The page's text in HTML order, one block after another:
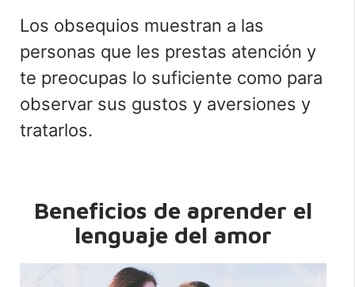
Los obsequios muestran a las
personas que les prestas atención y
te preocupas lo suficiente como para
observar sus gustos y aversiones y
tratarlos.
Beneficios de aprender el
lenguaje del amor